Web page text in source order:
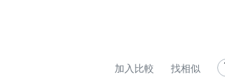
加入比較 找相似